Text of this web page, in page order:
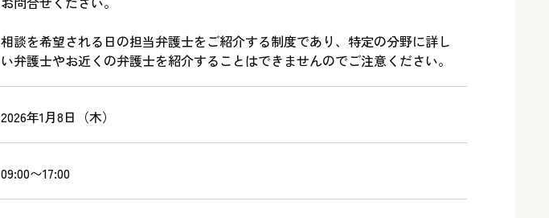
相談を希望される日の担当弁護士をご紹介する制度であり、特定の分野に詳し
い弁護士やお近くの弁護士を紹介することはできませんのでご注意ください。
2026年1月8日（木）
09:00〜17:00